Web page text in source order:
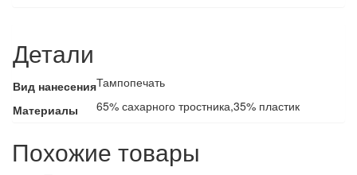
Детали
Вид нанесенияТампопечать
Материалы
65% сахарного тростника,35% пластик
Похожие товары